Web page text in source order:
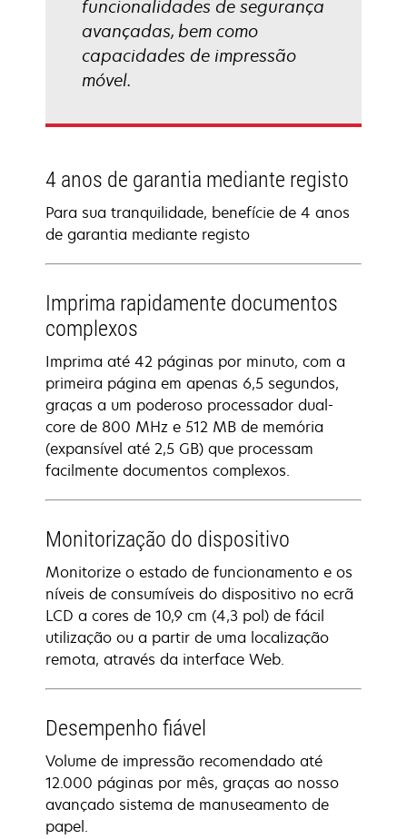
funcionalidades de segurança
avançadas, bem como
capacidades de impressão
móvel.
4 anos de garantia mediante registo
Para sua tranquilidade, benefície de 4 anos
de garantia mediante registo
Imprima rapidamente documentos
complexos
Imprima até 42 páginas por minuto, com a
primeira página em apenas 6,5 segundos,
graças a um poderoso processador dual-
core de 800 MHz e 512 MB de memória
(expansível até 2,5 GB) que processam
facilmente documentos complexos.
Monitorização do dispositivo
Monitorize o estado de funcionamento e os
níveis de consumíveis do dispositivo no ecrã
LCD a cores de 10,9 cm (4,3 pol) de fácil
utilização ou a partir de uma localização
remota, através da interface Web.
Desempenho fiável
Volume de impressão recomendado até
12.000 páginas por mês, graças ao nosso
avançado sistema de manuseamento de
papel.